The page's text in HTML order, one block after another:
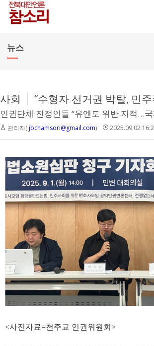
뉴스
사회 “수형자 선거권 박탈, 민주주의 근간 훼손”…헌법
인권단체·진정인들 “유엔도 위반 지적…
관리자(jbchamsori@gmail.com) 2025.09.02
<사진자료=천주교 인권위원회>